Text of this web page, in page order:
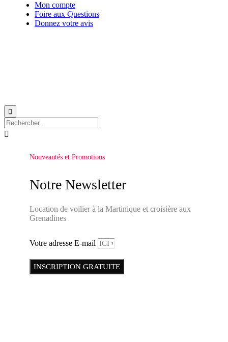
Mon compte
Foire aux Questions
Donnez votre avis


Nouveautés et Promotions
Notre Newsletter
Location de voilier à la Martinique et croisière aux
Grenadines
Votre adresse E-mail
INSCRIPTION GRATUITE